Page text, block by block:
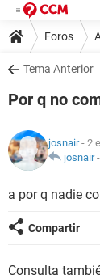
Foros
Tema Anterior
Por q no
josnair- 2
josnair-
a por q nadie
Compartir
Consulta